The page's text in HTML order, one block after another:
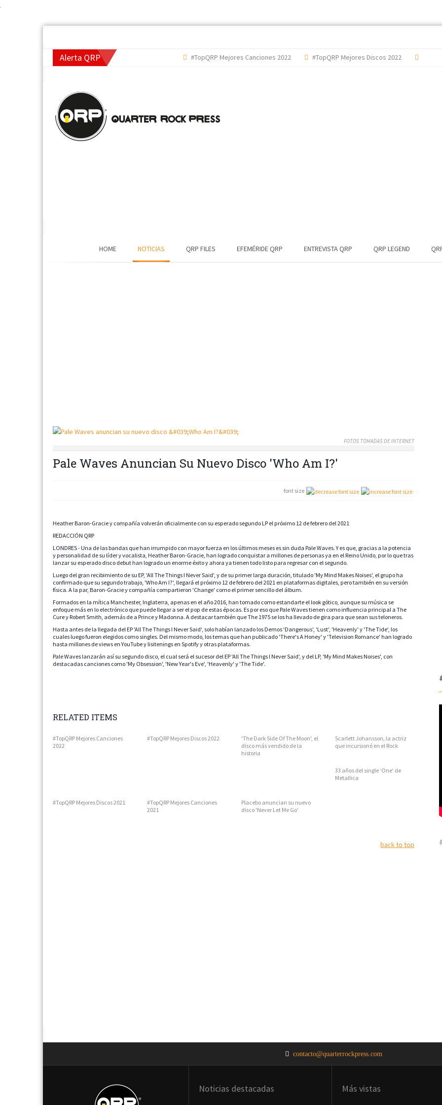
.
Alerta QRP #TopQRP Mejores Canciones 2022 #TopQRP Mejores Discos 2022 'The Dark
HOME NOTICIAS QRP FILES EFEMÉRIDE QRP ENTREVISTA QRP QRP LEGEND
FOTOS TOMADAS DE INTERNET
Pale Waves Anuncian Su Nuevo Disco 'Who Am I?'
font size
Heather Baron-Gracie y compañía volverán oficialmente con su esperado segundo LP el próximo 12 de febrero del 2021
REDACCIÓN QRP
LONDRES - Una de las bandas que han irrumpido con mayor fuerza en los últimos meses es sin duda Pale Waves. Y es que, gracias a la potencia
y personalidad de su líder y vocalista, Heather Baron-Gracie, han logrado conquistar a millones de personas ya en el Reino Unido, por lo que tras
lanzar su esperado disco debut han logrado un enorme éxito y ahora ya tienen todo listo para regresar con el segundo.
Luego del gran recibimiento de su EP, 'All The Things I Never Said', y de su primer larga duración, titulado 'My Mind Makes Noises', el grupo ha
confirmado que su segundo trabajo, 'Who Am I?', llegará el próximo 12 de febrero del 2021 en plataformas digitales, pero también en su versión
física. A la par, Baron-Gracie y compañía compartieron 'Change' como el primer sencillo del álbum.
Formados en la mítica Manchester, Inglaterra, apenas en el año 2016, han tomado como estandarte el look gótico, aunque su música se
enfoque más en lo electrónico que puede llegar a ser el pop de estas épocas. Es por eso que Pale Waves tienen como influencia principal a The
Cure y Robert Smith, además de a Prince y Madonna. A destacar también que The 1975 se los ha llevado de gira para que sean sus teloneros.
Hasta antes de la llegada del EP 'All The Things I Never Said', solo habían lanzado los Demos 'Dangerous', 'Lust', 'Heavenly' y 'The Tide', los
cuales luego fueron elegidos como singles. Del mismo modo, los temas que han publicado 'There's A Honey' y 'Television Romance' han logrado
hasta millones de views en YouTube y lisitenings en Spotify y otras plataformas.
Pale Waves lanzarán así su segundo disco, el cual será el sucesor del EP 'All The Things I Never Said', y del LP, 'My Mind Makes Noises', con
destacadas canciones como 'My Obsession', 'New Year's Eve', 'Heavenly' y 'The Tide'.
RELATED ITEMS
#TopQRP Mejores Canciones
2022
#TopQRP Mejores Discos 2022
'The Dark Side Of The Moon', el
disco más vendido de la
historia
Scarlett Johansson, la actriz
que incursionó en el Rock
33 años del single ‘One’ de
Metallica
#TopQRP Mejores Discos 2021
#TopQRP Mejores Canciones
2021
Placebo anuncian su nuevo
disco 'Never Let Me Go'
back to top
contacto@quarterrockpress.com
Noticias destacadas Más vistas